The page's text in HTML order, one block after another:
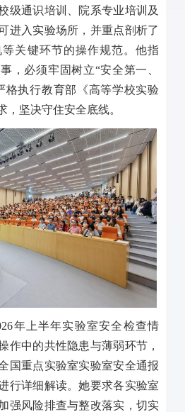
级通识培训、院系专业培训及
进入实验场所，并重点剖析了
关键环节的操作规范。他指
，必须牢固树立“安全第一、
格执行教育部《高等学校实验
，坚决守住安全底线。
年上半年实验室安全检查情
作中的共性隐患与薄弱环节，
国重点实验室实验室安全通报
行详细解读。她要求各实验室
强风险排查与整改落实，切实